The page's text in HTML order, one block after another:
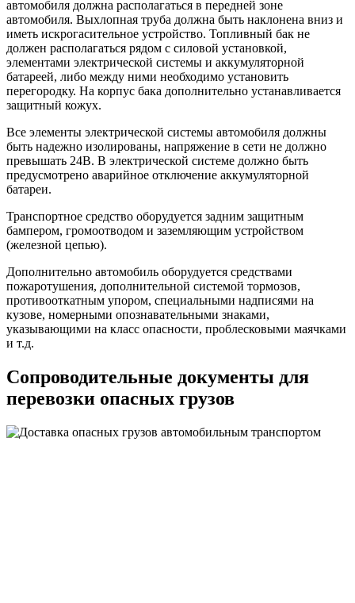
автомобиля должна располагаться в передней зоне
автомобиля. Выхлопная труба должна быть наклонена вниз и
иметь искрогасительное устройство. Топливный бак не
должен располагаться рядом с силовой установкой,
элементами электрической системы и аккумуляторной
батареей, либо между ними необходимо установить
перегородку. На корпус бака дополнительно устанавливается
защитный кожух.
Все элементы электрической системы автомобиля должны
быть надежно изолированы, напряжение в сети не должно
превышать 24B. В электрической системе должно быть
предусмотрено аварийное отключение аккумуляторной
батареи.
Транспортное средство оборудуется задним защитным
бампером, громоотводом и заземляющим устройством
(железной цепью).
Дополнительно автомобиль оборудуется средствами
пожаротушения, дополнительной системой тормозов,
противооткатным упором, специальными надписями на
кузове, номерными опознавательными знаками,
указывающими на класс опасности, проблесковыми маячками
и т.д.
Сопроводительные документы для
перевозки опасных грузов